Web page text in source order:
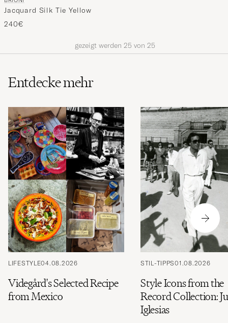
Jacquard Silk Tie Yellow
240€
gezeigt werden 25 von 25
Entdecke mehr
LIFESTYLE04.08.2026
Videgård's Selected Recipe
from Mexico
STIL-TIPPS01.08.2026
Style Icons from the
Record Collection:
Iglesias